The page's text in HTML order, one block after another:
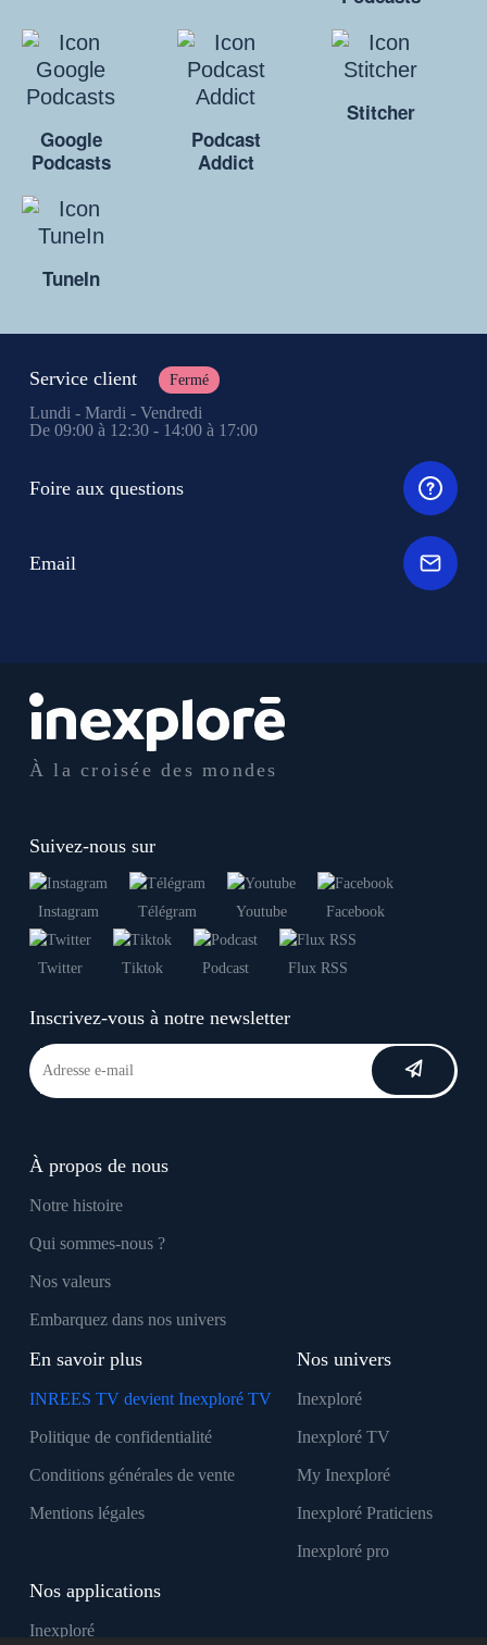
Google
Podcasts
Podcast
Addict
Stitcher
TuneIn
À la croisée des mondes
Suivez-nous sur
Instagram Télégram Youtube Facebook
Twitter Tiktok Podcast Flux RSS
Inscrivez-vous à notre newsletter
À propos de nous
Notre histoire
Qui sommes-nous ?
Nos valeurs
Embarquez dans nos univers
En savoir plus
INREES TV devient Inexploré TV
Politique de confidentialité
Conditions générales de vente
Mentions légales
Nos univers
Inexploré
Inexploré TV
My Inexploré
Inexploré Praticiens
Inexploré pro
Nos applications
Inexploré
Service client Fermé
Lundi - Mardi - Vendredi
De 09:00 à 12:30 - 14:00 à 17:00
Foire aux questions
Email